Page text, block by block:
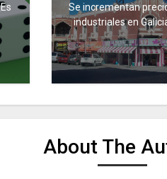
Se incrementan
industriales en
About The